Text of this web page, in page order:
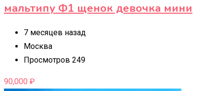
мальтипу Ф1 щенок девочка мини
7 месяцев назад
Москва
Просмотров 249
90,000 ₽